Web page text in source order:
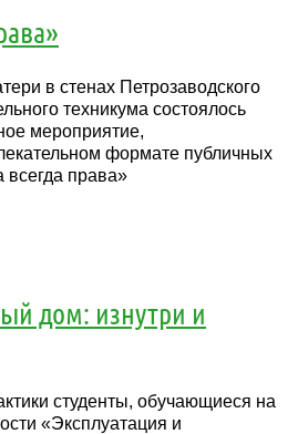
в стенах Петрозаводского
техникума состоялось
мероприятие,
формате публичных
права»
дом: изнутри и
студенты, обучающиеся на
«Эксплуатация и